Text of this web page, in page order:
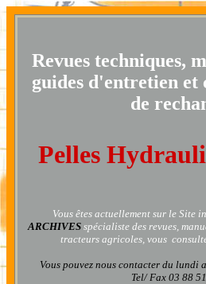
Revues techniques,
guides d'entretien et
de
Pelles
Vous êtes actuellement sur le Site
ARCHIVES spécialiste des revues,
tracteurs agricoles, vous
Vous pouvez nous contacter du lundi
Tel/ Fax 03 88